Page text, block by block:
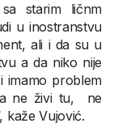
starim ličnm
u inostranstvu
ali i da su u
a da niko nije
imamo problem
ne živi tu, ne
kaže Vujović.